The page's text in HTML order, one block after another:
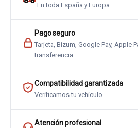
En toda España y Europa
Pago seguro
Tarjeta, Bizum, Google Pay, Apple
transferencia
Compatibilidad garantizada
Verificamos tu vehículo
Atención profesional